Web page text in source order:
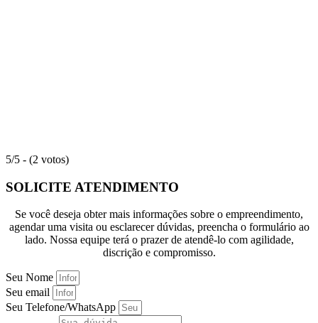
5/5 - (2 votos)
SOLICITE ATENDIMENTO
Se você deseja obter mais informações sobre o empreendimento,
agendar uma visita ou esclarecer dúvidas, preencha o formulário ao
lado. Nossa equipe terá o prazer de atendê-lo com agilidade,
discrição e compromisso.
Seu Nome
Seu email
Seu Telefone/WhatsApp